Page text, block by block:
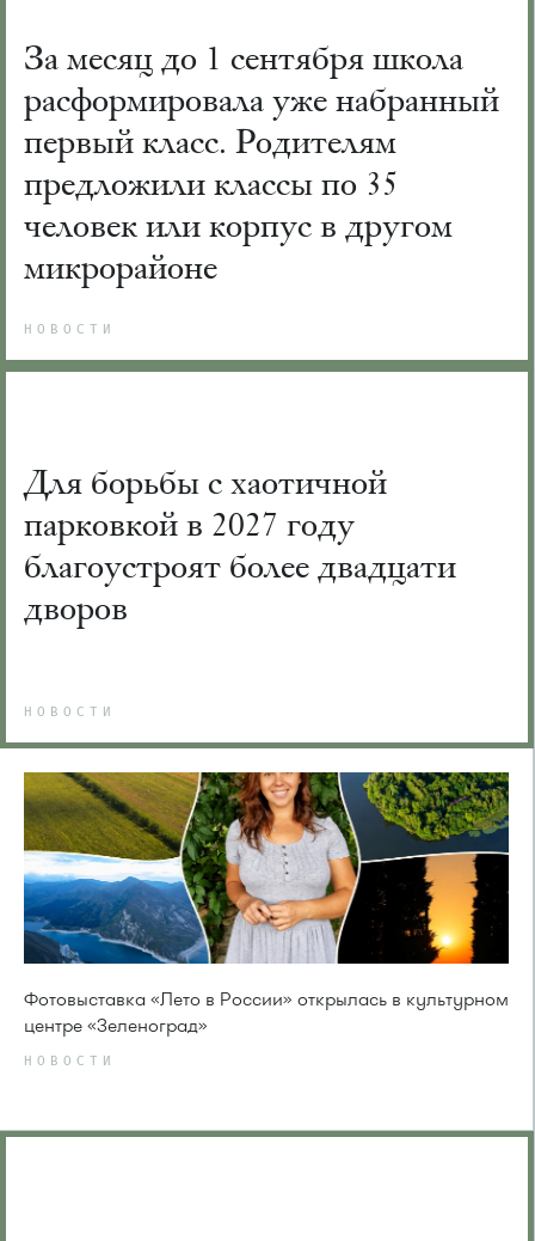
За месяц до 1 сентября школа
расформировала уже набранный
первый класс. Родителям
предложили классы по 35
человек или корпус в другом
микрорайоне
НОВОСТИ
Для борьбы с хаотичной
парковкой в 2027 году
благоустроят более двадцати
дворов
НОВОСТИ
Фотовыставка «Лето в России» открылась в культурном
центре «Зеленоград»
НОВОСТИ